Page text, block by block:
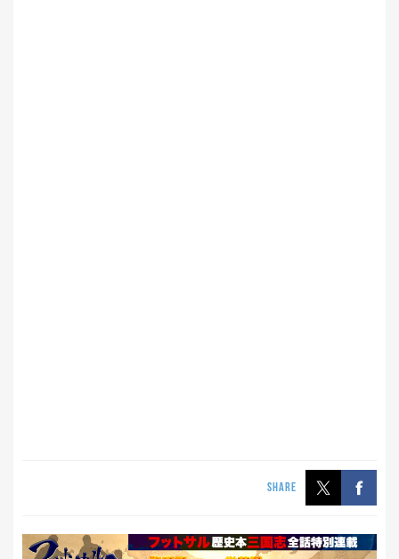
SHARE